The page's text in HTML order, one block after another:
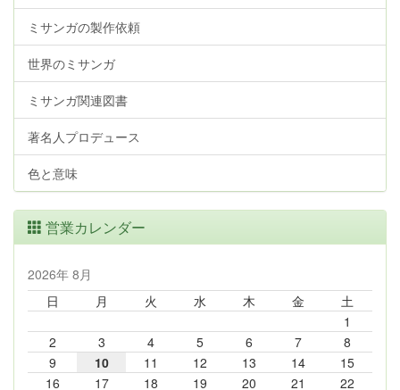
ミサンガの製作依頼
世界のミサンガ
ミサンガ関連図書
著名人プロデュース
色と意味
営業カレンダー
2026年 8月
日
月 火 水 木 金
土
1
2
3 4 5 6 7
8
9
10 11 12 13 14
15
16
17 18 19 20 21 22